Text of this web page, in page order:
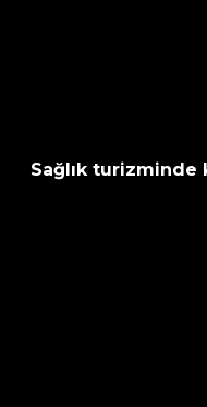
Sağlık turizminde